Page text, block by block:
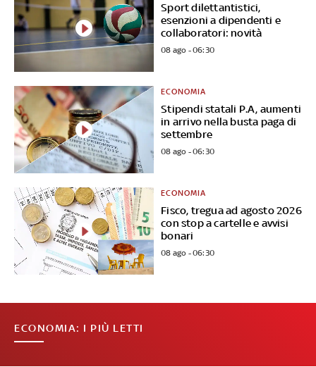
Sport dilettantistici,
esenzioni a dipendenti e
collaboratori: novità
08 ago - 06:30
Stipendi statali P.A, aumenti
in arrivo nella busta paga di
settembre
ECONOMIA
08 ago - 06:30
Fisco, tregua ad agosto 2026
con stop a cartelle e avvisi
bonari
ECONOMIA
08 ago - 06:30
ECONOMIA: I PIÙ LETTI